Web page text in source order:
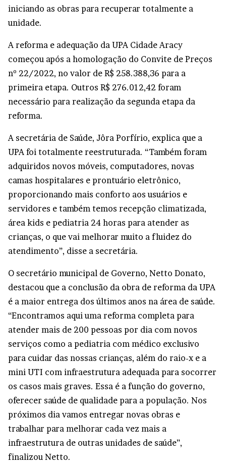
iniciando as obras para recuperar totalmente a
unidade.
A reforma e adequação da UPA Cidade Aracy
começou após a homologação do Convite de Preços
nº 22/2022, no valor de R$ 258.388,36 para a
primeira etapa. Outros R$ 276.012,42 foram
necessário para realização da segunda etapa da
reforma.
A secretária de Saúde, Jôra Porfírio, explica que a
UPA foi totalmente reestruturada. “Também foram
adquiridos novos móveis, computadores, novas
camas hospitalares e prontuário eletrônico,
proporcionando mais conforto aos usuários e
servidores e também temos recepção climatizada,
área kids e pediatria 24 horas para atender as
crianças, o que vai melhorar muito a fluidez do
atendimento”, disse a secretária.
O secretário municipal de Governo, Netto Donato,
destacou que a conclusão da obra de reforma da UPA
é a maior entrega dos últimos anos na área de saúde.
“Encontramos aqui uma reforma completa para
atender mais de 200 pessoas por dia com novos
serviços como a pediatria com médico exclusivo
para cuidar das nossas crianças, além do raio-x e a
mini UTI com infraestrutura adequada para socorrer
os casos mais graves. Essa é a função do governo,
oferecer saúde de qualidade para a população. Nos
próximos dia vamos entregar novas obras e
trabalhar para melhorar cada vez mais a
infraestrutura de outras unidades de saúde”,
finalizou Netto.